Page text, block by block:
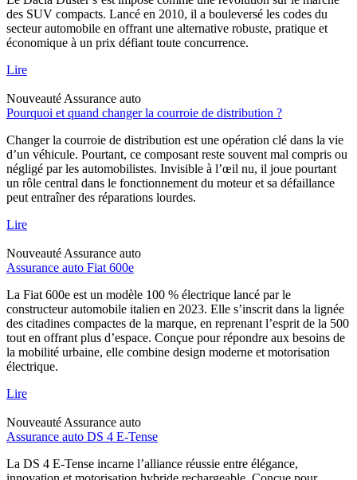
des SUV compacts. Lancé en 2010, il a bouleversé les codes du
secteur automobile en offrant une alternative robuste, pratique et
économique à un prix défiant toute concurrence.
Lire
Nouveauté Assurance auto
Pourquoi et quand changer la courroie de distribution ?
Changer la courroie de distribution est une opération clé dans la vie
d’un véhicule. Pourtant, ce composant reste souvent mal compris ou
négligé par les automobilistes. Invisible à l’œil nu, il joue pourtant
un rôle central dans le fonctionnement du moteur et sa défaillance
peut entraîner des réparations lourdes.
Lire
Nouveauté Assurance auto
Assurance auto Fiat 600e
La Fiat 600e est un modèle 100 % électrique lancé par le
constructeur automobile italien en 2023. Elle s’inscrit dans la lignée
des citadines compactes de la marque, en reprenant l’esprit de la 500
tout en offrant plus d’espace. Conçue pour répondre aux besoins de
la mobilité urbaine, elle combine design moderne et motorisation
électrique.
Lire
Nouveauté Assurance auto
Assurance auto DS 4 E-Tense
La DS 4 E-Tense incarne l’alliance réussie entre élégance,